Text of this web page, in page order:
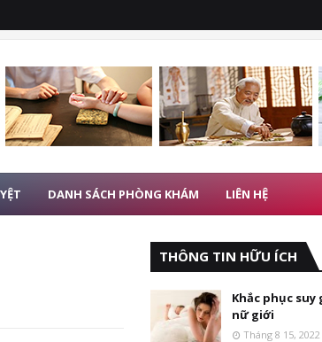
DANH SÁCH PHÒNG KHÁM LIÊN HỆ
THÔNG TIN HỮU ÍCH
Khắc phục
nữ giới
Tháng 8 15, 2022